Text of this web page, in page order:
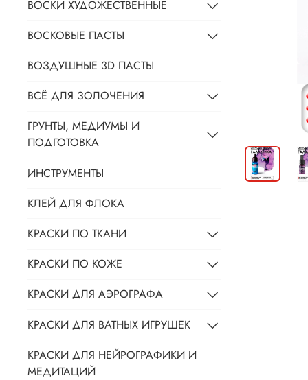
ВОСКИ ХУДОЖЕСТВЕННЫЕ
ВОСКОВЫЕ ПАСТЫ
ВОЗДУШНЫЕ 3D ПАСТЫ
ВСЁ ДЛЯ ЗОЛОЧЕНИЯ
ГРУНТЫ, МЕДИУМЫ И
ПОДГОТОВКА
ИНСТРУМЕНТЫ
КЛЕЙ ДЛЯ ФЛОКА
КРАСКИ ПО ТКАНИ
КРАСКИ ПО КОЖЕ
КРАСКИ ДЛЯ АЭРОГРАФА
КРАСКИ ДЛЯ ВАТНЫХ ИГРУШЕК
КРАСКИ ДЛЯ НЕЙРОГРАФИКИ И
МЕДИТАЦИЙ